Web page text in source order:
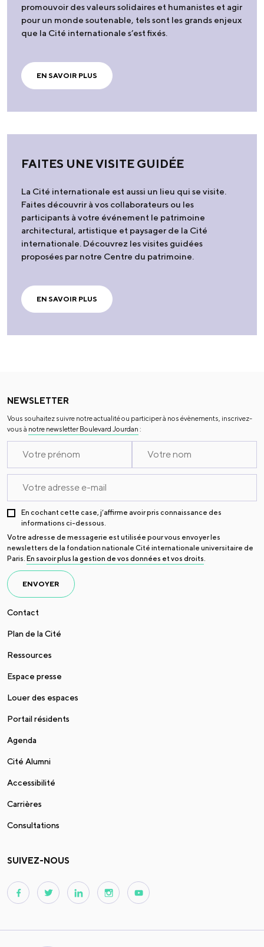
promouvoir des valeurs solidaires et humanistes et agir
pour un monde soutenable, tels sont les grands enjeux
que la Cité internationale s’est fixés.
EN SAVOIR PLUS
FAITES UNE VISITE GUIDÉE
La Cité internationale est aussi un lieu qui se visite.
Faites découvrir à vos collaborateurs ou les
participants à votre événement le patrimoine
architectural, artistique et paysager de la Cité
internationale. Découvrez les visites guidées
proposées par notre Centre du patrimoine.
EN SAVOIR PLUS
NEWSLETTER
Vous souhaitez suivre notre actualité ou participer à nos évènements, inscrivez-
vous à notre newsletter Boulevard Jourdan :
En cochant cette case, j’affirme avoir pris connaissance des
informations ci-dessous.
Votre adresse de messagerie est utilisée pour vous envoyer les
newsletters de la fondation nationale Cité internationale universitaire de
Paris. En savoir plus la gestion de vos données et vos droits.
ENVOYER
Contact
Plan de la Cité
Ressources
Espace presse
Louer des espaces
Portail résidents
Agenda
Cité Alumni
Accessibilité
Carrières
Consultations
SUIVEZ-NOUS